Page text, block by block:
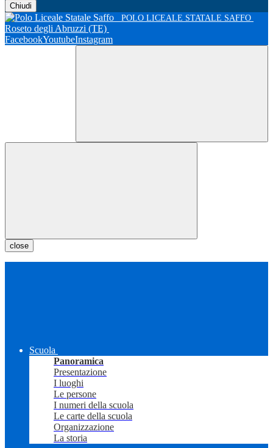
Chiudi
POLO LICEALE STATALE SAFFO
Roseto degli Abruzzi (TE)
FacebookYoutubeInstagram
close
Scuola
Panoramica
Presentazione
I luoghi
Le persone
I numeri della scuola
Le carte della scuola
Organizzazione
La storia